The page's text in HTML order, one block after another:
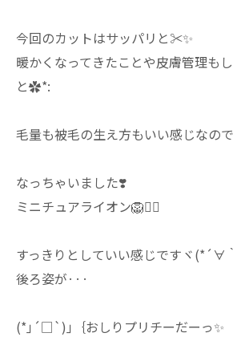
今回のカットはサッパリと✂️✨️
暖かくなってきたことや皮膚管理も
と✿*:
毛量も被毛の生え方もいい感じなの
なっちゃいました❣️
ミニチュアライオン🦁♡⃜
すっきりとしていい感じですヾ(*´∀
後ろ姿が···
(*｣´□`)｣｛おしりプリチーだーっ✨️